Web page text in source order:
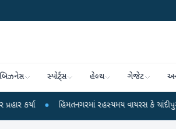
બિઝનેસ સ્પોર્ટ્સ હેલ્થ ગેજેટ
● હિંમતનગરમાં રહસ્યમય વાયરસ કે ચાંદીપુરા? 6